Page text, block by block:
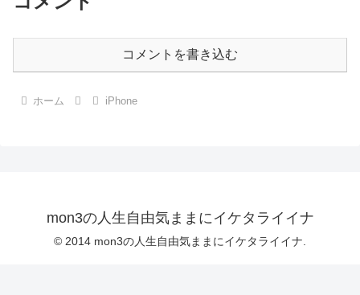
コメントを書き込む
ホーム iPhone
mon3の人生自由気ままにイケタライイナ
© 2014 mon3の人生自由気ままにイケタライイナ.